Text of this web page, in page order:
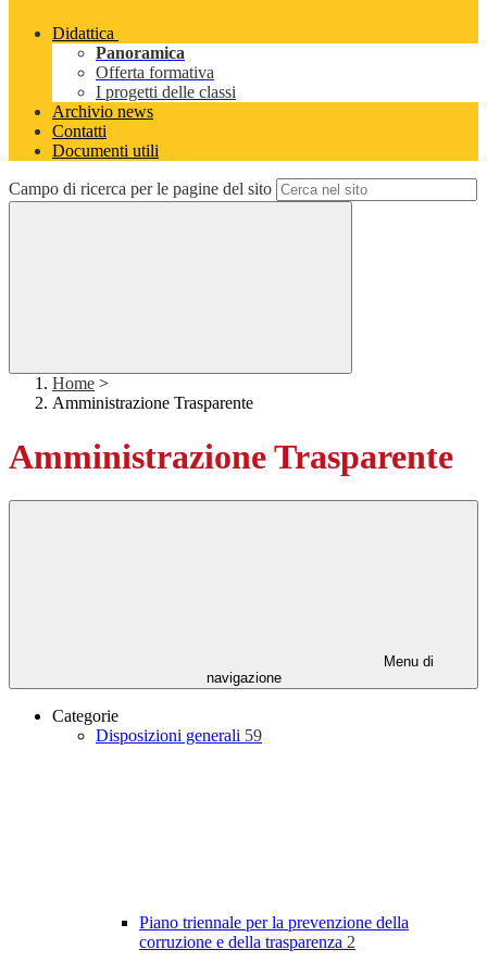
Didattica
Panoramica
Offerta formativa
I progetti delle classi
Archivio news
Contatti
Documenti utili
Campo di ricerca per le pagine del sito
Home >
Amministrazione Trasparente
Amministrazione Trasparente
Menu di
navigazione
Categorie
Disposizioni generali 59
Piano triennale per la prevenzione della
corruzione e della trasparenza 2